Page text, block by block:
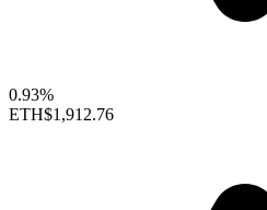
0.93%
ETH$1,912.76